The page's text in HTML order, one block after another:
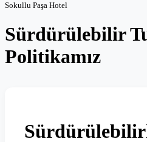
Sokullu Paşa Hotel
Sürdürülebilir
Politikamız